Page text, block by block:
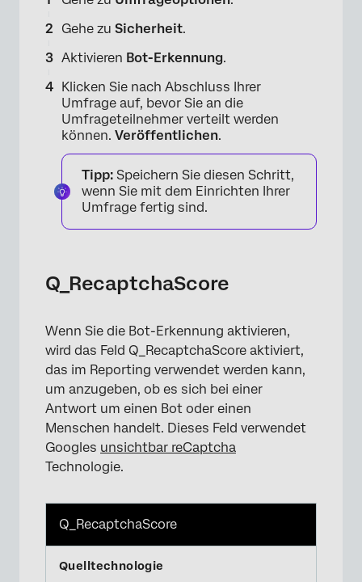
Gehe zu Sicherheit.
Aktivieren Bot-Erkennung.
Klicken Sie nach Abschluss Ihrer
Umfrage auf, bevor Sie an die
Umfrageteilnehmer verteilt werden
können. Veröffentlichen.
Tipp: Speichern Sie diesen Schritt,
wenn Sie mit dem Einrichten Ihrer
Umfrage fertig sind.
Q_RecaptchaScore
Wenn Sie die Bot-Erkennung aktivieren,
wird das Feld Q_RecaptchaScore aktiviert,
das im Reporting verwendet werden kann,
um anzugeben, ob es sich bei einer
Antwort um einen Bot oder einen
Menschen handelt. Dieses Feld verwendet
Googles unsichtbar reCaptcha
Technologie.
Q_RecaptchaScore